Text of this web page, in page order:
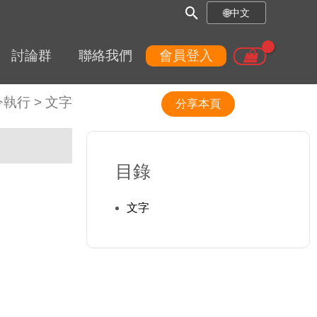
搜
框
🌐中文
討論群 聯絡我們 會員登入
執行 > 文字 分享本頁
目錄
文字